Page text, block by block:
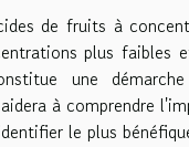
de fruits à
plus faibles
une
à comprendre
le plus